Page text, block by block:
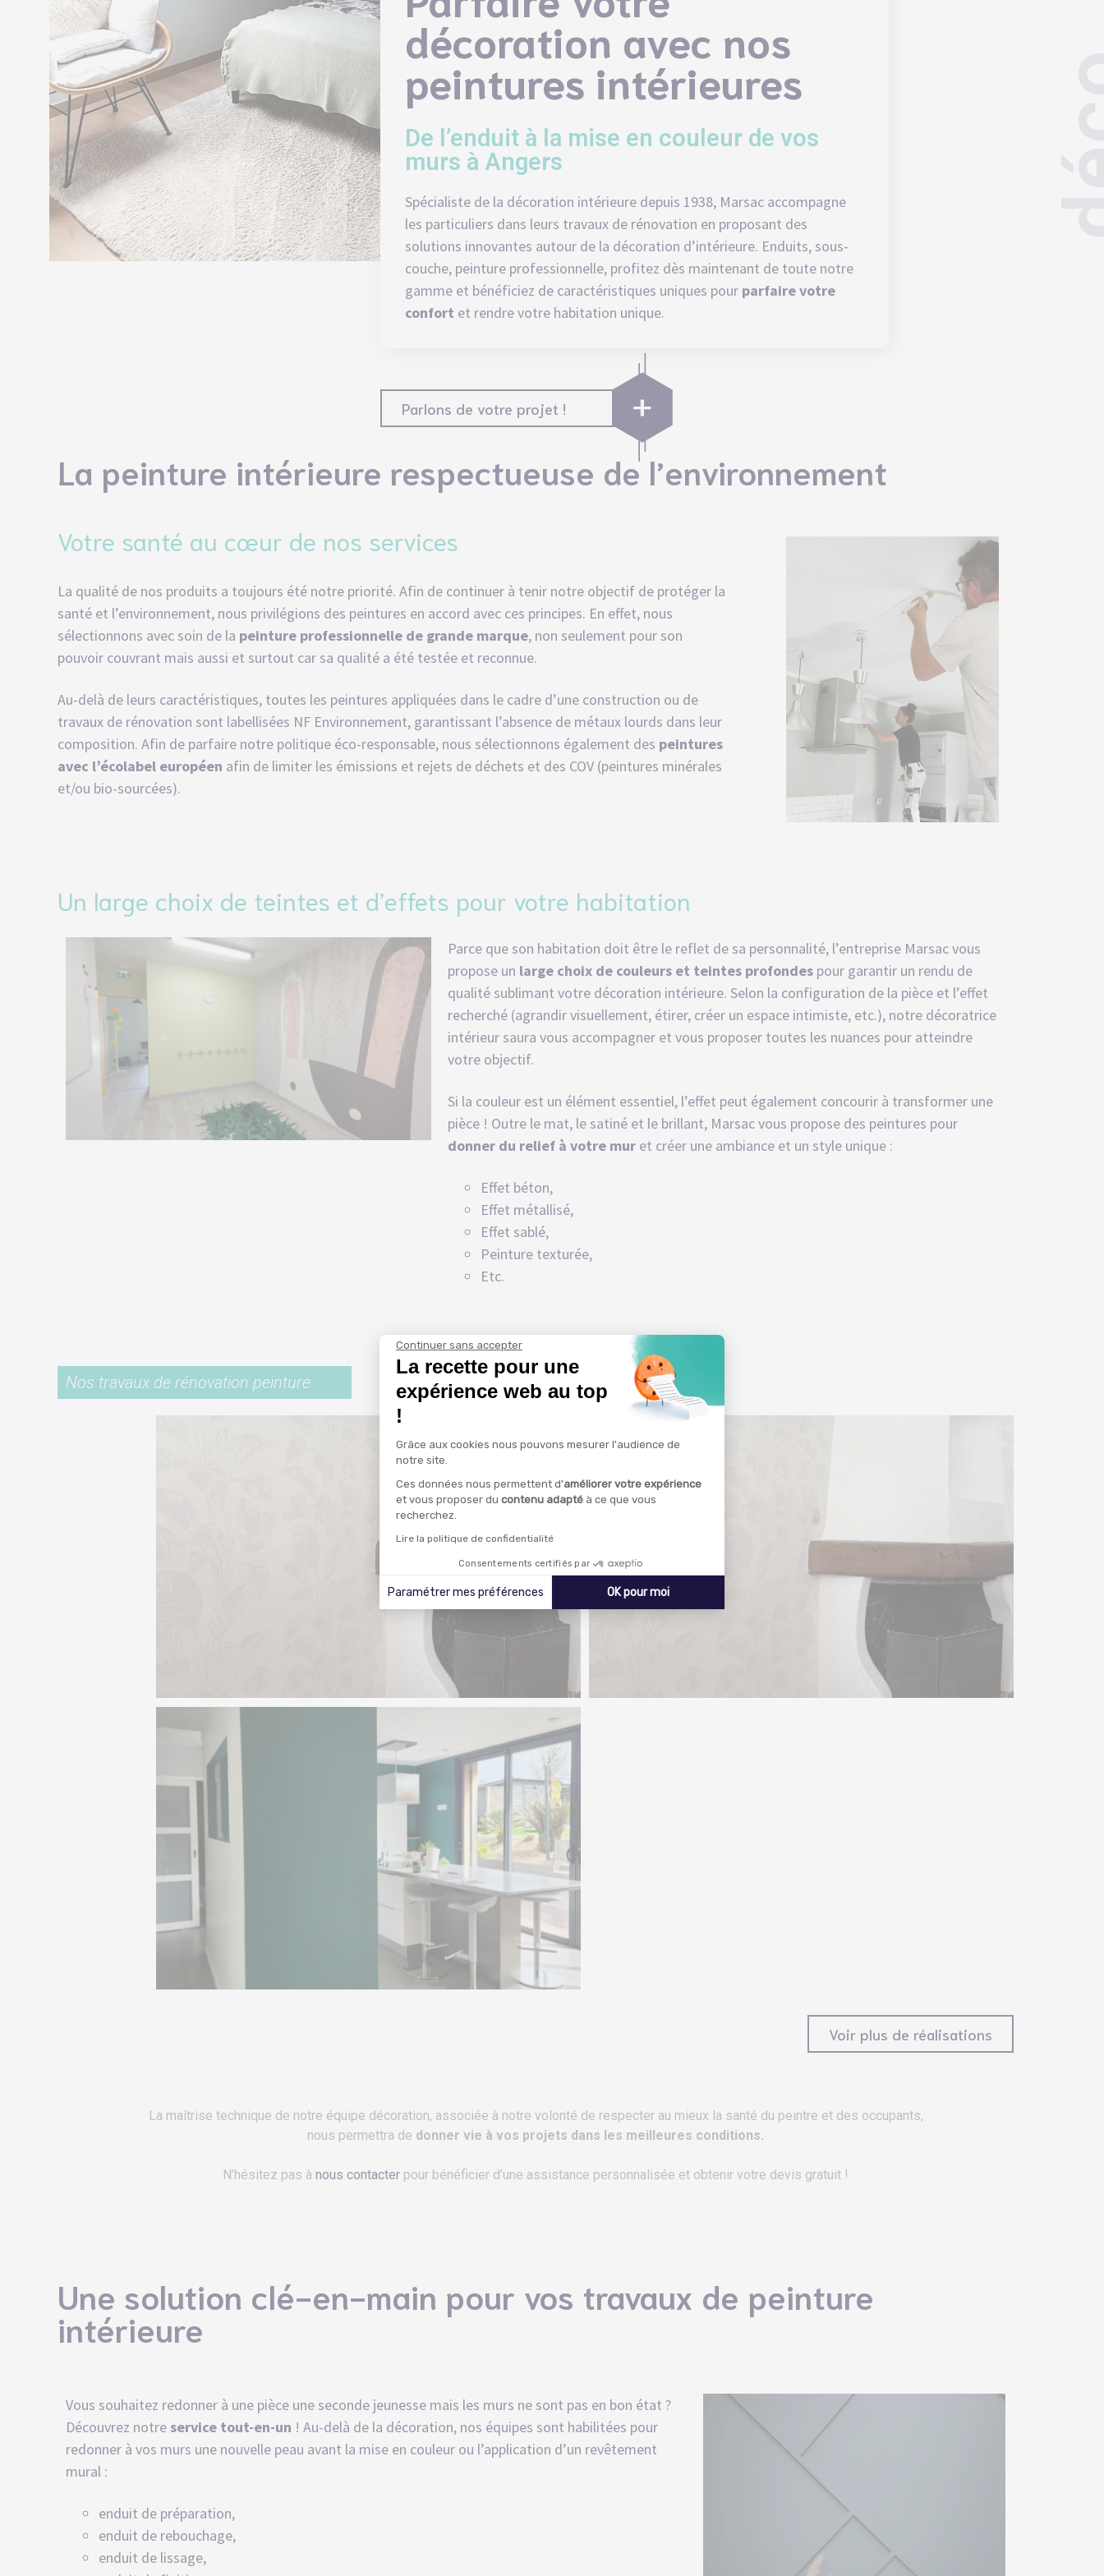
Continuer sans accepter
La recette pour une
expérience web au top
!
Grâce aux cookies nous pouvons mesurer l'audience de
notre site.
Ces données nous permettent d'améliorer votre expérience
et vous proposer du contenu adapté à ce que vous
recherchez.
Lire la politique de confidentialité
Consentements certifiés par
Paramétrer mes préférences OK pour moi
Axeptio consent
Plateforme de Gestion du Consentement : Personnalisez vos Options
Notre plateforme vous permet d'adapter et de gérer vos paramètres de confidentialité, en garantissant la
décoration avec nos
peintures intérieures
De l’enduit à la mise en couleur de vos
murs à Angers
Spécialiste de la décoration intérieure depuis 1938, Marsac accompagne
les particuliers dans leurs travaux de rénovation en proposant des
solutions innovantes autour de la décoration d’intérieure. Enduits, sous-
couche, peintureprofessionnelle, profitez dès maintenant de toute notre
gamme et bénéficiez de caractéristiques uniques pour parfaire votre
confort et rendre votre habitation unique.
Parlons de votre projet !
La peinture intérieure respectueuse de l’environnement
Votre santé au cœur de nos services
La qualité de nos produits a toujours été notre priorité. Afin de continuer à tenir notre objectif de protéger la
santé et l’environnement, nous privilégions des peintures en accord avec ces principes. En effet, nous
sélectionnons avec soin de la peinture professionnelle de grande marque, non seulement pour son
pouvoir couvrant mais aussi et surtout car sa qualité a été testée et reconnue.
Au-delà de leurs caractéristiques, toutes les peintures appliquées dans le cadre d’une construction ou de
travaux de rénovation sont labellisées NF Environnement, garantissant l’absence de métaux lourds dans leur
composition. Afin de parfaire notre politique éco-responsable, nous sélectionnons également des peintures
avec l’écolabel européen afin de limiter les émissions et rejets de déchets et des COV (peintures minérales
et/ou bio-sourcées).
Un large choix de teintes et d’effets pour votre habitation
Parce que son habitation doit être le reflet de sa personnalité, l’entreprise Marsac vous
propose un large choix de couleurs et teintes profondes pour garantir un rendu de
qualité sublimant votre décoration intérieure. Selon la configuration de la pièce et l’effet
recherché (agrandir visuellement, étirer, créer un espace intimiste, etc.), notre décoratrice
intérieur saura vous accompagner et vous proposer toutes les nuances pour atteindre
votre objectif.
Si la couleur est un élément essentiel, l’effet peut également concourir à transformer une
pièce ! Outre le mat, le satiné et le brillant, Marsac vous propose des peintures pour
donner du relief à votre mur et créer une ambiance et un style unique :
Effet béton,
Effet métallisé,
Effet sablé,
Peinture texturée,
Etc.
Nos travaux de rénovation peinture
Particuliers décoration à Angers
Voir plus de réalisations
La maîtrise technique de notre équipe décoration, associée à notre volonté de respecter au mieux la santé du peintre et des occupants,
nous permettra de donner vie à vos projets dans les meilleures conditions.
N’hésitez pas à nous contacter pour bénéficier d’une assistance personnalisée et obtenir votre devis gratuit !
Une solution clé-en-main pour vos travaux de peinture
intérieure
Vous souhaitez redonner à une pièce une seconde jeunesse mais les murs ne sont pas en bon état ?
Découvrez notre service tout-en-un ! Au-delà de la décoration, nos équipes sont habilitées pour
redonner à vos murs une nouvelle peau avant la mise en couleur ou l’application d’un revêtement
mural :
enduit de préparation,
enduit de rebouchage,
enduit de lissage,